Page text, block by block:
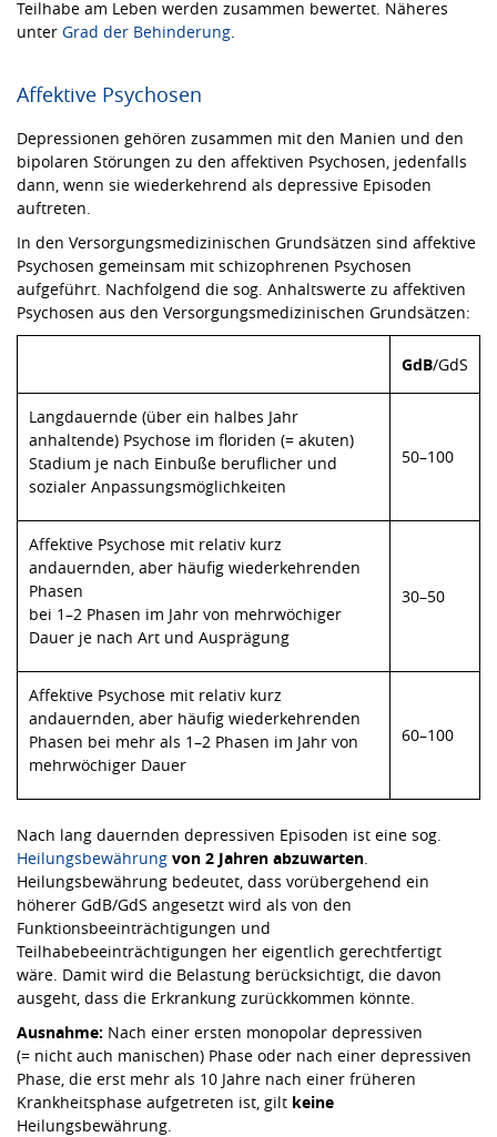
Teilhabe am Leben werden zusammen bewertet. Näheres
unter Grad der Behinderung
Affektive Psychosen
Depressionen gehören zusammen mit den Manien und den
bipolaren Störungen zu den affektiven Psychosen, jedenfalls
dann, wenn sie wiederkehrend als depressive Episoden
auftreten.
In den Versorgungsmedizinischen Grundsätzen sind affektive
Psychosen gemeinsam mit schizophrenen Psychosen
aufgeführt. Nachfolgend die sog. Anhaltswerte zu affektiven
Psychosen aus den Versorgungsmedizinischen Grundsätzen:
GdB/GdS
Langdauernde (über ein halbes Jahr
anhaltende) Psychose im floriden (= akuten)
Stadium je nach Einbuße beruflicher und
sozialer Anpassungsmöglichkeiten
50–100
Affektive Psychose mit relativ kurz
andauernden, aber häufig wiederkehrenden
Phasen
bei 1–2 Phasen im Jahr von mehrwöchiger
Dauer je nach Art und Ausprägung
30–50
Affektive Psychose mit relativ kurz
andauernden, aber häufig wiederkehrenden
Phasen bei mehr als 1–2 Phasen im Jahr von
mehrwöchiger Dauer
60–100
Nach lang dauernden depressiven Episoden ist eine sog.
Heilungsbewährung von 2 Jahren abzuwarten
Heilungsbewährung bedeutet, dass vorübergehend ein
höherer GdB/GdS angesetzt wird als von den
Funktionsbeeinträchtigungen und
Teilhabebeeinträchtigungen her eigentlich gerechtfertigt
wäre. Damit wird die Belastung berücksichtigt, die davon
ausgeht, dass die Erkrankung zurückkommen könnte.
Ausnahme: Nach einer ersten monopolar depressiven
(= nicht auch manischen) Phase oder nach einer depressiven
Phase, die erst mehr als 10 Jahre nach einer früheren
Krankheitsphase aufgetreten ist, gilt keine
Heilungsbewährung.